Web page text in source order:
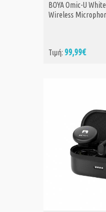
BOYA Omic-U
Wireless
Τιμή: 99,99€